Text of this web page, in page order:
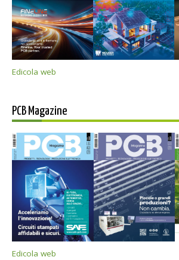
Edicola web
PCB Magazine
Edicola web